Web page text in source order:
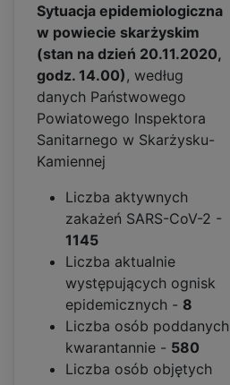
Sytuacja epidemiologiczna
w powiecie skarżyskim
(stan na dzień 20.11.2020,
godz. 14.00) , według
danych Państwowego
Powiatowego Inspektora
Sanitarnego w Skarżysku-
Kamiennej
Liczba aktywnych
zakażeń SARS-CoV-2 -
1145
Liczba aktualnie
występujących ognisk
epidemicznych - 8
Liczba osób poddanych
kwarantannie - 580
Liczba osób objętych